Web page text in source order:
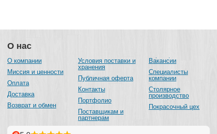
О нас
О компании
Миссия и ценности
Оплата
Доставка
Возврат и обмен
Условия поставки и
хранения
Публичная оферта
Контакты
Портфолио
Поставщикам и
партнерам
Вакансии
Специалисты
компании
Столярное
производство
Покрасочный цех